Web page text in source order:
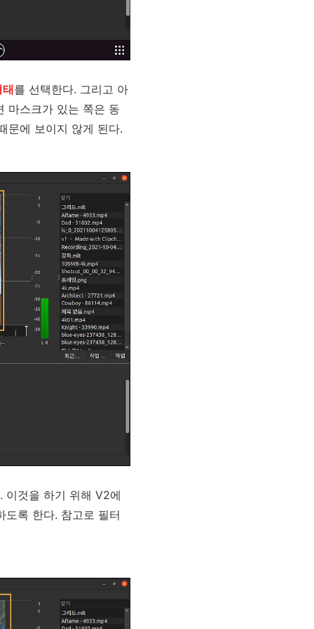
를 선택한다. 그리고 아
마스크가 있는 쪽은 동
문에 보이지 않게 된다.
이것을 하기 위해 V2에
도록 한다. 참고로 필터